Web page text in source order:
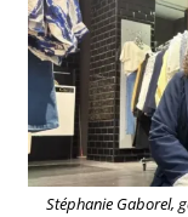
Stéphanie Gaborel,